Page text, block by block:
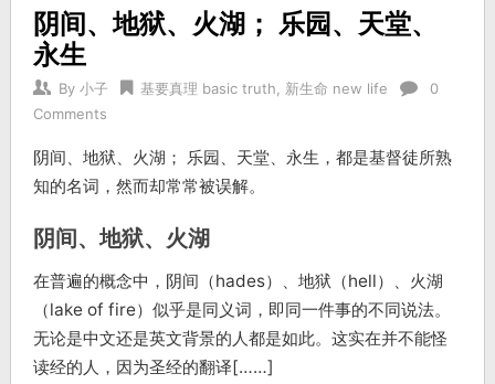
阴间、地狱、火湖； 乐园、天堂、
永生
By 小子 基要真理 basic truth 新生命 new life
0
Comments
阴间、地狱、火湖； 乐园、天堂、永生，都是基督徒所熟
知的名词，然而却常常被误解。
阴间、地狱、火湖
在普遍的概念中，阴间（hades）、地狱（hell）、火湖
（lake of fire）似乎是同义词，即同一件事的不同说法。
无论是中文还是英文背景的人都是如此。这实在并不能怪
读经的人，因为圣经的翻译[……]